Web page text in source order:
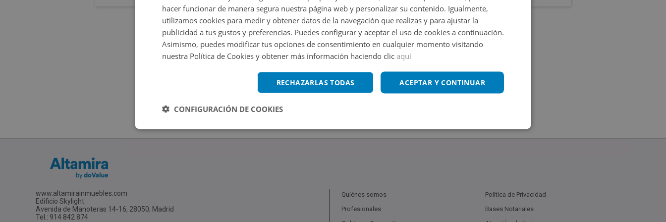
www.altamirainmuebles.com
Edificio Skylight
Avenida de Manoteras 14-16, 28050, Madrid
Tel.: 914 842 874
Quiénes somos
Profesionales
Política de Privacidad
Bases Notariales
hacer funcionar de manera segura nuestra página web y personalizar su contenido. Igualmente,
utilizamos cookies para medir y obtener datos de la navegación que realizas y para ajustar la
publicidad a tus gustos y preferencias. Puedes configurar y aceptar el uso de cookies a continuación.
Asimismo, puedes modificar tus opciones de consentimiento en cualquier momento visitando
nuestra Política de Cookies y obtener más información haciendo clic aquí
ACEPTAR Y CONTINUAR
RECHAZARLAS TODAS
CONFIGURACIÓN DE COOKIES